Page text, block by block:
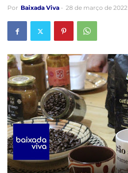
Por Baixada Viva - 28 de março de 2022